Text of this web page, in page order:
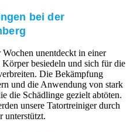
bei der
unentdeckt in einer
besiedeln und sich für die
Die Bekämpfung
und die Anwendung von stark
die Schädlinge gezielt abtöten.
unsere Tatortreiniger durch
unterstützt.